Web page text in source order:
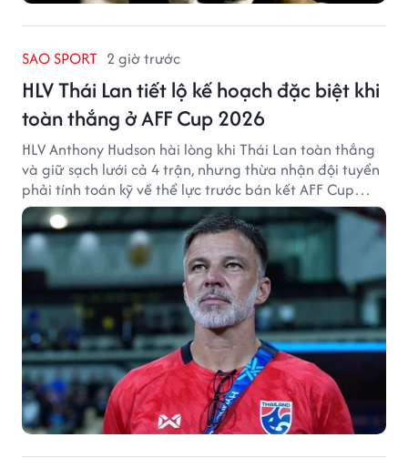
SAO SPORT 2 giờ trước
HLV Thái Lan tiết lộ kế hoạch đặc biệt khi
toàn thắng ở AFF Cup 2026
HLV Anthony Hudson hài lòng khi Thái Lan toàn thắng
và giữ sạch lưới cả 4 trận, nhưng thừa nhận đội tuyển
phải tính toán kỹ về thể lực trước bán kết AFF Cup
2026.